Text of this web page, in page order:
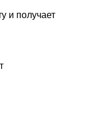
и получает